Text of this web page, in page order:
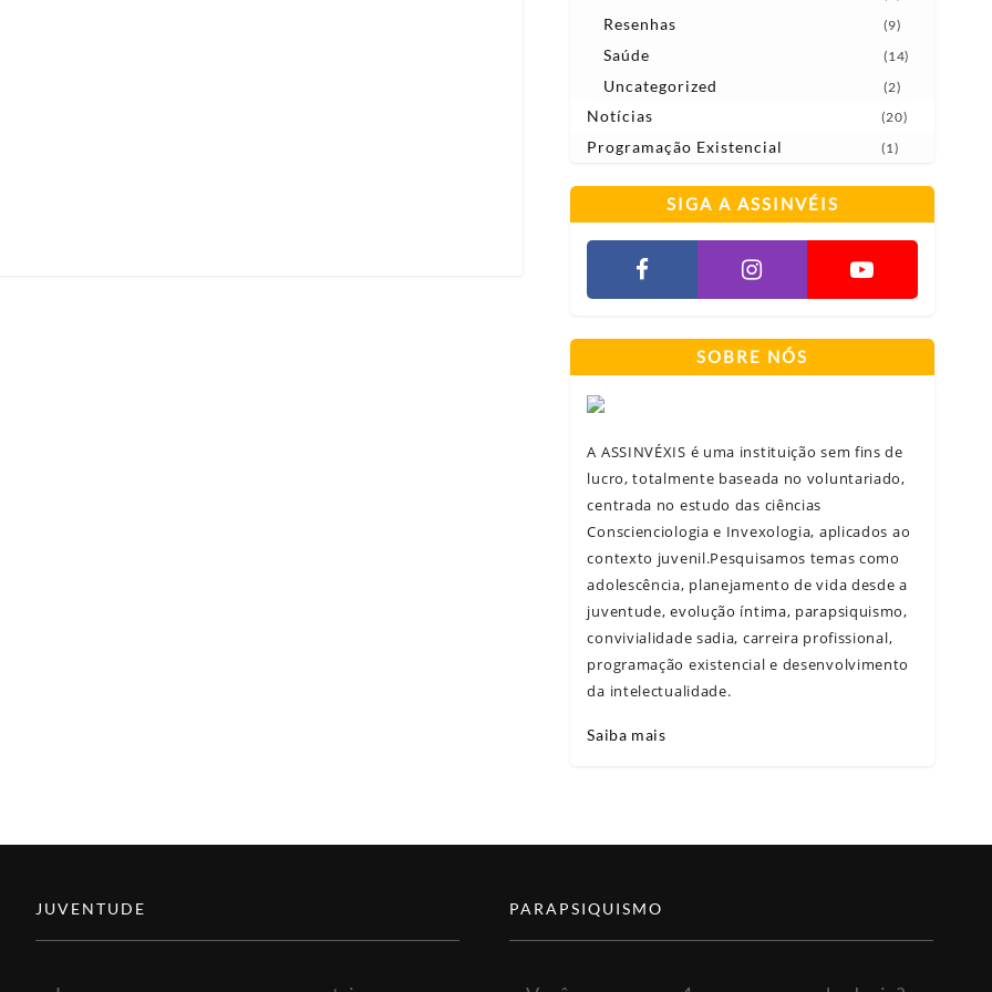
Resenhas (9)
Saúde (14)
Uncategorized (2)
Notícias (20)
Programação Existencial (1)
SIGA A ASSINVÉIS
SOBRE NÓS
A ASSINVÉXIS é uma instituição sem fins de
lucro, totalmente baseada no voluntariado,
centrada no estudo das ciências
Conscienciologia e Invexologia, aplicados ao
contexto juvenil.Pesquisamos temas como
adolescência, planejamento de vida desde a
juventude, evolução íntima, parapsiquismo,
convivialidade sadia, carreira profissional,
programação existencial e desenvolvimento
da intelectualidade.
Saiba mais
JUVENTUDE PARAPSIQUISMO